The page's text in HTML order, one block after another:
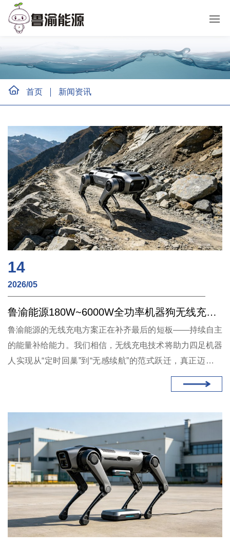
首页 新闻资讯
14
2026/05
鲁渝能源180W~6000W全功率机器狗无线充电方案
鲁渝能源的无线充电方案正在补齐最后的短板——持续自主
的能量补给能力。我们相信，无线充电技术将助力四足机器
人实现从“定时回巢”到“无感续航”的范式跃迁，真正迈向由
持续运行的智能体所驱动的、更高效、更安全、更自主的作